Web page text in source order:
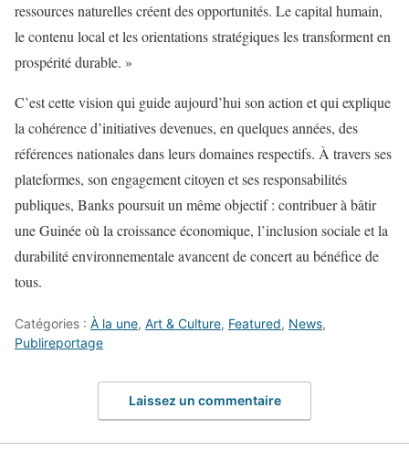
ressources naturelles créent des opportunités. Le capital humain,
le contenu local et les orientations stratégiques les transforment en
prospérité durable. »
C’est cette vision qui guide aujourd’hui son action et qui explique
la cohérence d’initiatives devenues, en quelques années, des
références nationales dans leurs domaines respectifs. À travers ses
plateformes, son engagement citoyen et ses responsabilités
publiques, Bankspoursuit un même objectif : contribuer à bâtir
une Guinée où la croissance économique, l’inclusion sociale et la
durabilité environnementale avancent de concert au bénéfice de
tous.
Catégories : À la une, Art & Culture, Featured, News,
Publireportage
Laissez un commentaire